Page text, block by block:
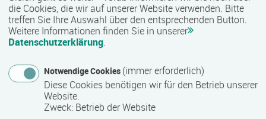
Präsenzveranstaltung
Abschlussart
Teilnahmebestätigung / Zertifikat des Anbieters
Nähere Bezeichnung des Abschlusses
die Cookies, die wir auf unserer Website verwenden. Bitte
treffen Sie Ihre Auswahl über den entsprechenden Button.
Weitere Informationen finden Sie in unserer
Datenschutzerklärung.
Notwendige Cookies (immer erforderlich)
Diese Cookies benötigen wir für den Betrieb unserer
Website.
Zweck: Betrieb der Website